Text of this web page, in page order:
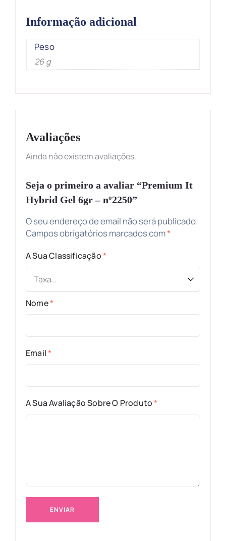
Informação adicional
Peso
26 g
Avaliações
Ainda não existem avaliações.
Seja o primeiro a avaliar “Premium It
Hybrid Gel 6gr – nº2250”
O seu endereço de email não será publicado.
Campos obrigatórios marcados com*
A Sua Classificação*
A Sua Avaliação Sobre O Produto*
Nome*
Email*